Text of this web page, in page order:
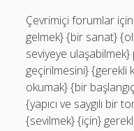
Çevrimiçi forumlar
gelmek} {bir sanat}
seviyeye
geçirilmesini} {gerekli
okumak} {bir
{yapıcı ve saygılı bir
{sevilmek} {için}